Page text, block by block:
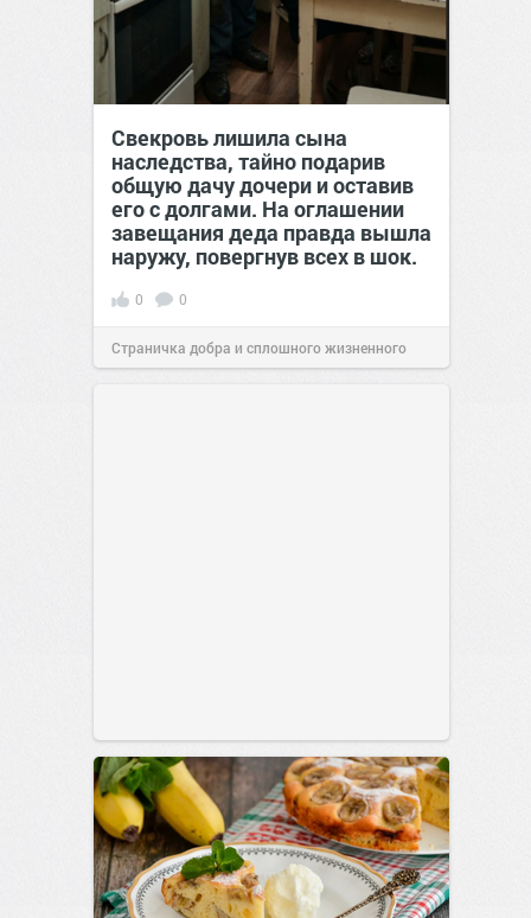
Свекровь лишила сына
наследства, тайно подарив
общую дачу дочери и оставив
его с долгами. На оглашении
завещания деда правда вышла
наружу, повергнув всех в шок.
0 0
Страничка добра и сплошного жизненного